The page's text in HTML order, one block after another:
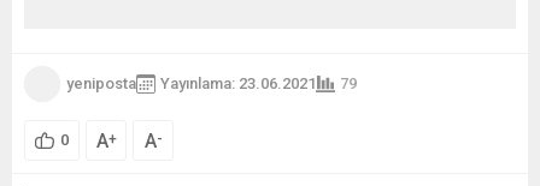
yeniposta Yayınlama: 23.06.2021 79
0 A+ A-